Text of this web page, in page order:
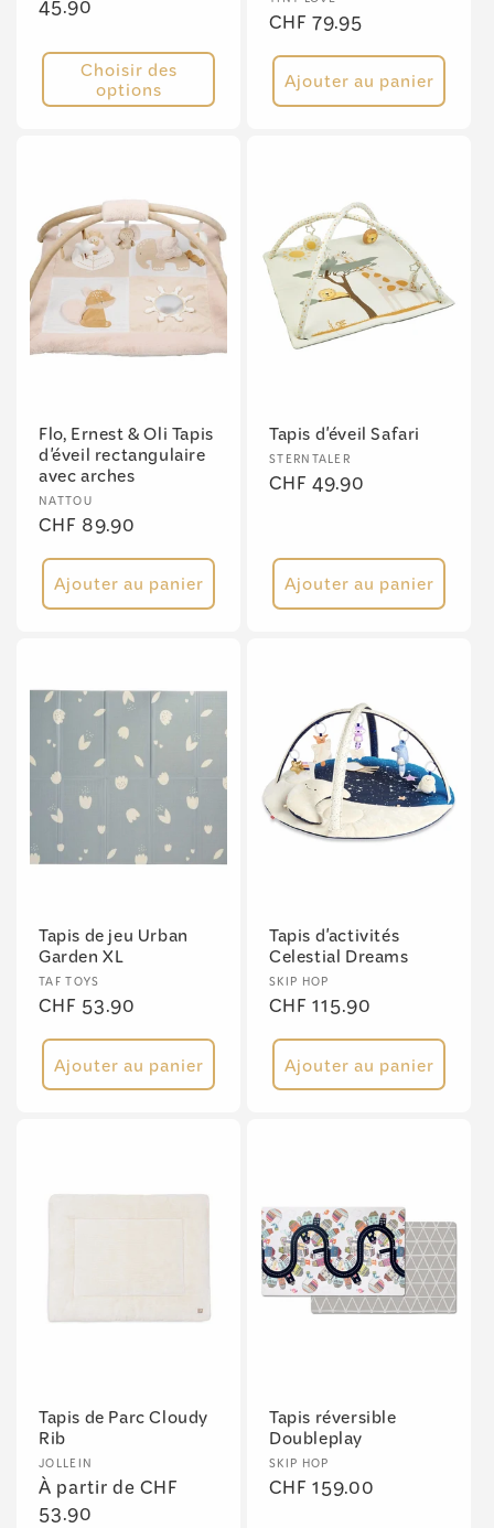
habituel
45.90
Choisir des
options
Prix
habituel
CHF 79.95
Ajouter au panier
Flo, Ernest & Oli Tapis
d'éveil rectangulaire
avec arches
Fournisseur :
NATTOU
Prix
habituel
CHF 89.90
Ajouter au panier
Tapis d'éveil Safari
Fournisseur :
STERNTALER
Prix
CHF 49.90
Ajouter au panier
Tapis de jeu Urban
Garden XL
Fournisseur :
TAF TOYS
Prix
habituel
CHF 53.90
Ajouter au panier
Tapis d'activités
Celestial Dreams
Fournisseur :
SKIP HOP
Prix
habituel
CHF 115.90
Ajouter au panier
Tapis de Parc Cloudy
Rib
Fournisseur :
JOLLEIN
Prix
habituel
À partir de CHF
53.90
Tapis réversible
Doubleplay
Fournisseur :
SKIP HOP
Prix
CHF 159.00